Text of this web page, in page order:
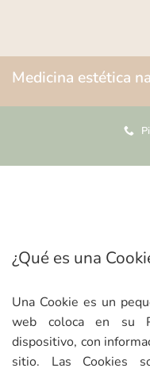
Medicina estética
¿Qué es una
Una Cookie es un
web coloca en su
dispositivo, con
sitio. Las Cookies